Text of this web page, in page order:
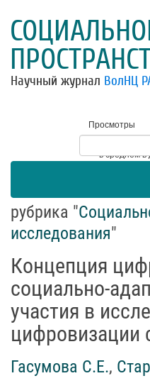
Научный журнал ВолНЦ
Просмотры
Посетители
* - в среднем
рубрика "
исследования"
Концепция
социально-
участия в
цифровизации
Гасумова С.Е.,